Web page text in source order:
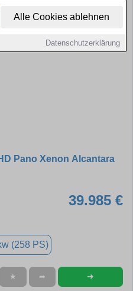
Alle Cookies ablehnen
Datenschutzerklärung
Pano Xenon Alcantara
39.985 €
(258 PS)
★ ➦ ➜